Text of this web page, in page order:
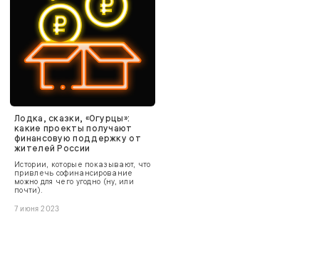
Лодка, сказки, «Огурцы»:
какие проекты получают
финансовую поддержку от
жителей России
Истории, которые показывают, что
привлечь софинансирование
можно для чего угодно (ну, или
почти).
7 июня 2023